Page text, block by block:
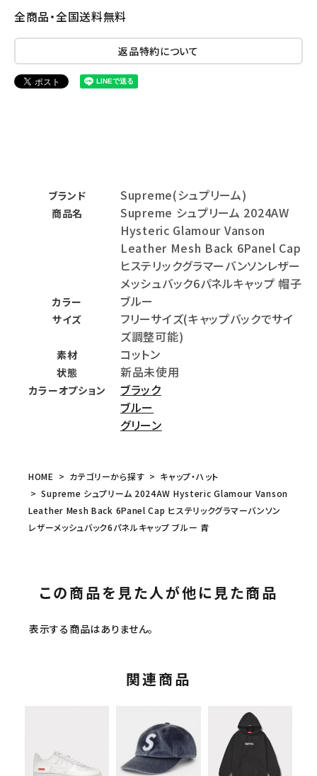
全商品・全国送料無料
返品特約について
ブランド Supreme(シュプリーム)
商品名
Supreme シュプリーム 2024AW
Hysteric Glamour Vanson
Leather Mesh Back 6Panel Cap
ヒステリックグラマーバンソンレザー
メッシュバック6パネルキャップ 帽子
カラー ブルー
サイズ
フリーサイズ(キャップバックでサイ
ズ調整可能)
素材 コットン
状態 新品未使用
カラーオプション
ブラック
ブルー
グリーン
HOME カテゴリーから探す
キャップ・ハット
Supreme シュプリーム 2024AW Hysteric Glamour Vanson
Leather Mesh Back 6Panel Cap ヒステリックグラマーバンソン
レザーメッシュバック6パネルキャップ ブルー 青
この商品を見た人が他に見た商品
表示する商品はありません。
関連商品